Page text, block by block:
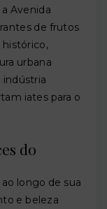
Avenida
de frutos
urbana
indústria
iates para o
do
longo de sua
e beleza